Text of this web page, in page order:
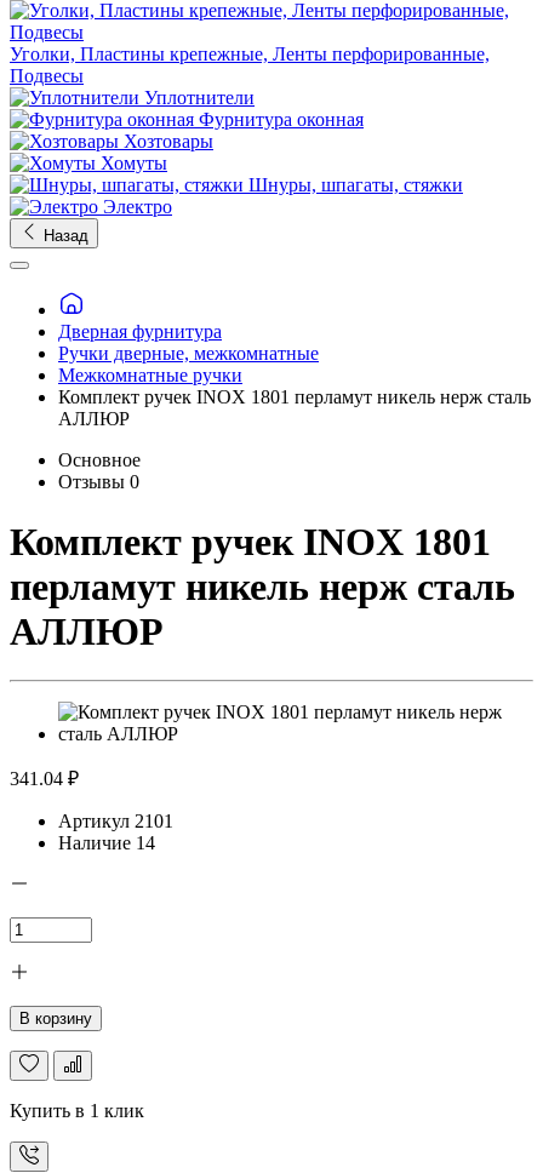
Уголки, Пластины крепежные, Ленты перфорированные,
Подвесы
Уплотнители
Фурнитура оконная
Хозтовары
Хомуты
Шнуры, шпагаты, стяжки
Электро
Назад
Дверная фурнитура
Ручки дверные, межкомнатные
Межкомнатные ручки
Комплект ручек INOX 1801 перламут никель нерж сталь
АЛЛЮР
Основное
Отзывы 0
Комплект ручек INOX 1801
перламут никель нерж сталь
АЛЛЮР
341.04 ₽
Артикул 2101
Наличие 14
В корзину
Купить в 1 клик